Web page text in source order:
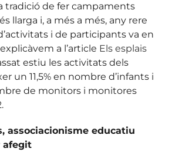
tradició de fer campaments
llarga i, a més a més, any rere
i de participants va en
a l’article Els esplais
estiu les activitats dels
un 11,5% en nombre d’infants i
de monitors i monitores
associacionisme educatiu
afegit